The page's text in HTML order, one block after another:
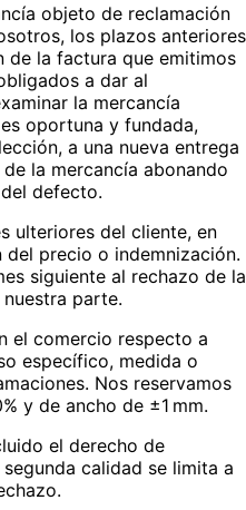
objeto de reclamación
los plazos anteriores
de la factura que emitimos
a dar al
la mercancía
oportuna y fundada,
a una nueva entrega
la mercancía abonando
defecto.
ulteriores del cliente, en
precio o indemnización.
siguiente al rechazo de la
parte.
el comercio respecto a
específico, medida o
Nos reservamos
y de ancho de ±1 mm.
el derecho de
calidad se limita a